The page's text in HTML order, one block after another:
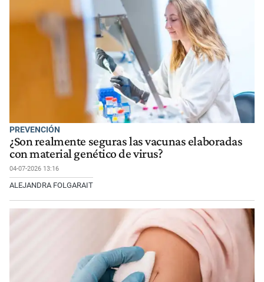
PREVENCIÓN
¿Son realmente seguras las vacunas elaboradas
con material genético de virus?
04-07-2026 13:16
ALEJANDRA FOLGARAIT